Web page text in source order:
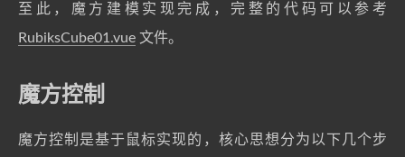
至此，魔方建模实现完成，完整的代码可以参考
RubiksCube01.vue 文件。
魔方控制
魔方控制是基于鼠标实现的，核心思想分为以下几个步